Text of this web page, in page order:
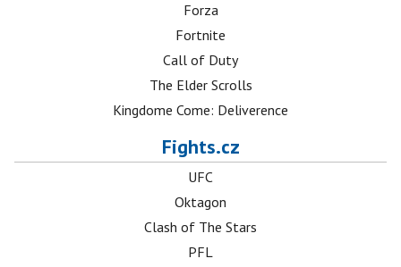
Forza
Fortnite
Call of Duty
The Elder Scrolls
Kingdome Come: Deliverence
Fights.cz
UFC
Oktagon
Clash of The Stars
PFL